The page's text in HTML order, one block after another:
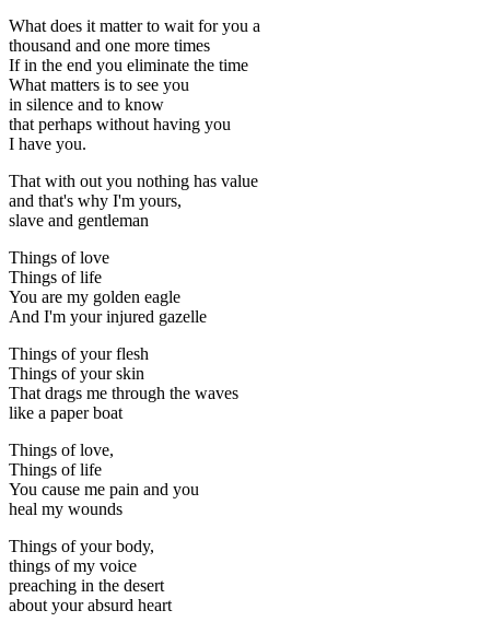
What does it matter to wait for you a
thousand and one more times
If in the end you eliminate the time
What matters is to see you
in silence and to know
that perhaps without having you
I have you.
That with out you nothing has value
and that's why I'm yours,
slave and gentleman
Things of love
Things of life
You are my golden eagle
And I'm your injured gazelle
Things of your flesh
Things of your skin
That drags me through the waves
like a paper boat
Things of love,
Things of life
You cause me pain and you
heal my wounds
Things of your body,
things of my voice
preaching in the desert
about your absurd heart